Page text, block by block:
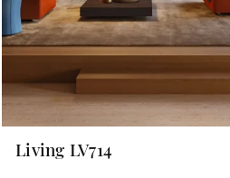
Living LV714